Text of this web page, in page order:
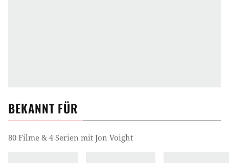
BEKANNT FÜR
80 Filme & 4 Serien mit Jon Voight